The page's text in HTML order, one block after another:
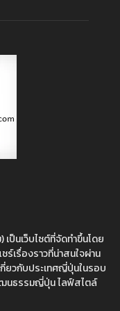
ป็นเว็บไซต์ที่จัดทำขึ้นโดย
เรื่องราวที่น่าสนใจผ่าน
ยวกับประเทศญี่ปุ่นในรอบ
นธรรมญี่ปุ่น ไลฟ์สไตล์